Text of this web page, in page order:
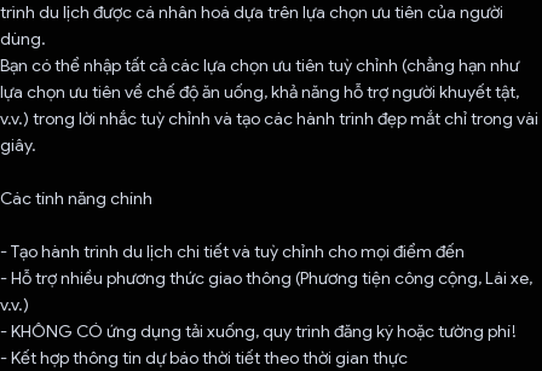
trình du lịch được cá nhân hoá dựa trên lựa chọn ưu tiên của người
dùng.
Bạn có thể nhập tất cả các lựa chọn ưu tiên tuỳ chỉnh (chẳng hạn như
lựa chọn ưu tiên về chế độ ăn uống, khả năng hỗ trợ người khuyết tật,
v.v.) trong lời nhắc tuỳ chỉnh và tạo các hành trình đẹp mắt chỉ trong vài
giây.
Các tính năng chính
- Tạo hành trình du lịch chi tiết và tuỳ chỉnh cho mọi điểm đến
- Hỗ trợ nhiều phương thức giao thông (Phương tiện công cộng, Lái xe,
v.v.)
- KHÔNG CÓ ứng dụng tải xuống, quy trình đăng ký hoặc tường phí!
- Kết hợp thông tin dự báo thời tiết theo thời gian thực